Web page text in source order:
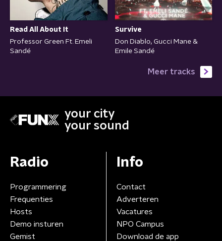
Read All About It
Professor Green Ft. Emeli
Sandé
Survive
Don Diablo, Gucci Mane &
Emile Sandé
Meer tracks
your city
your sound
Radio
Programmering
Frequenties
Hosts
Demo insturen
Gemist
Info
Contact
Adverteren
Vacatures
NPO Campus
Download de app